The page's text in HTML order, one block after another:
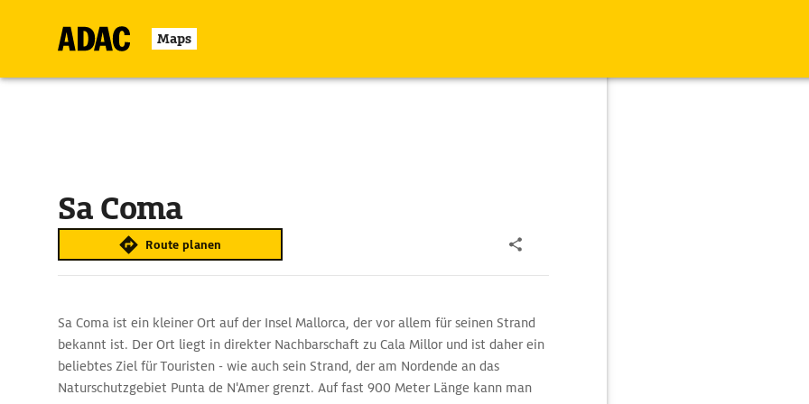
Maps
Sa Coma
Route planen
Sa Coma ist ein kleiner Ort auf der Insel Mallorca, der vor allem für seinen Strand
bekannt ist. Der Ort liegt in direkter Nachbarschaft zu Cala Millor und ist daher ein
beliebtes Ziel für Touristen - wie auch sein Strand, der am Nordende an das
Naturschutzgebiet Punta de N'Amer grenzt. Auf fast 900 Meter Länge kann man